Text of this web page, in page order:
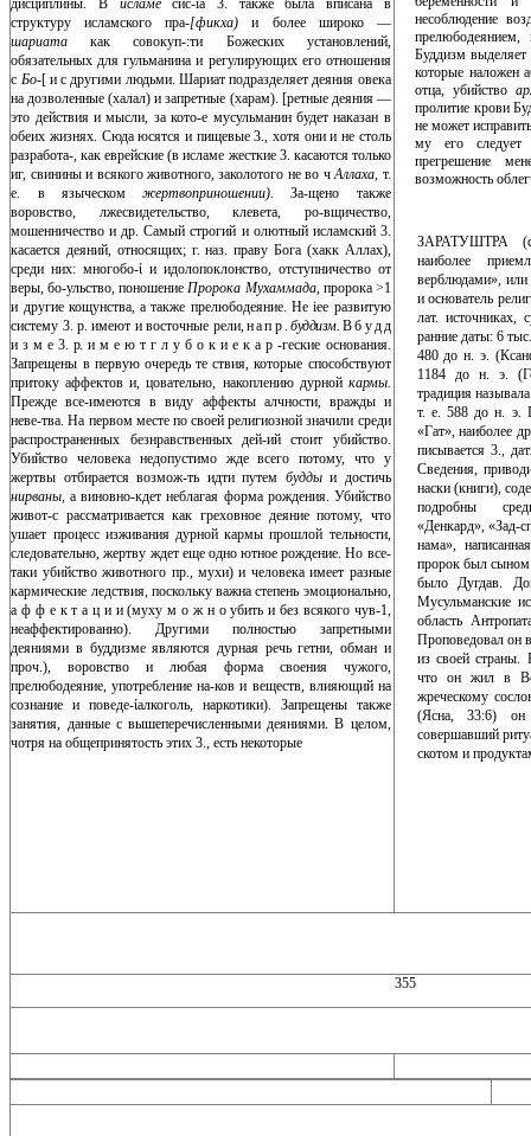
дисциплины. В исламесис-ia 3. также была вписана в
структуру исламского пра-[фикха)и более широко —
шариатакак совокуп-:ти Божеских установлений,
обязательных для гульманина и регулирующих его отношения
с Бо-[ и с другими людьми. Шариат подразделяет деяния овека
на дозволенные (халал) и запретные (харам). [ретные деяния —
это действия и мысли, за кото-е мусульманин будет наказан в
обеих жизнях. Сюда юсятся и пищевые 3., хотя они и не столь
разработа-, как еврейские (в исламе жесткие 3. касаются только
иг, свинины и всякого животного, заколотого не во чАллаха, т.
е. в языческомжертвоприношении).За-щено также
воровство, лжесвидетельство, клевета, ро-вщичество,
мошенничество и др. Самый строгий и олютный исламский 3.
касается деяний, относящих­; г. наз. праву Бога (хакк Аллах),
среди них: многобо-ί и идолопоклонство, отступничество от
веры, бо-ульство, поношениеПророка Мухаммада, пророка >1
и другие кощунства, а также прелюбодеяние. Не iee развитую
систему 3. р. имеют и восточные рели­, н а п р .буддизм. В б у д д
и з м е 3. р. и м е ю т г л у б о к и е к а р -геские основания.
Запрещены в первую очередь те ствия, которые способствуют
притоку аффектов и, цовательно, накоплению дурной кармы.
Прежде все-имеются в виду аффекты алчности, вражды и
неве-тва. На первом месте по своей религиозной значи­ли среди
распространенных безнравственных дей-ий стоит убийство.
Убийство человека недопустимо жде всего потому, что у
жертвы отбирается возмож-ть идти путем буддыи достичь
нирваны,а виновно-кдет неблагая форма рождения. Убийство
живот-с рассматривается как греховное деяние потому, что
ушает процесс изживания дурной кармы прошлой тельности,
следовательно, жертву ждет еще одно ютное рождение. Но все-
таки убийство животного пр., мухи) и человека имеет разные
кармические ледствия, поскольку важна степень эмоционально­,
а ф ф е к т а ц и и (муху м о ж н о убить и без всякого чув-1,
неаффектированно). Другими полностью запре­тными
деяниями в буддизме являются дурная речь гетни, обман и
проч.), воровство и любая форма своения чужого,
прелюбодеяние, употребление на-ков и веществ, влияющий на
сознание и поведе-ίалкоголь, наркотики). Запрещены также
занятия, данные с вышеперечисленными деяниями. В целом,
чотря на общепринятость этих 3., есть некоторые
несоблюдение
прелю­бодеянием,
Буддизм выделяет
которые наложен
отца, убийство
пролитие крови
не может
му его следует
прегрешение
возможность
ЗАРАТУШТРА
наиболее
верблюдами»,
и основатель
лат. источниках,
ранние даты: 6
480 до н. э.
1184 до н. э.
традиция
т. е. 588 до н. э.
«Гат», наи­более
писывается 3.,
Сведения,
наски (книги),
подробны
«Денкард», «Зад-
нама»,
пророк был
было Дугдав.
Мусульманские
область
Проповедовал он
из сво­ей страны.
что он жил в
жреческому
(Ясна, 33:6) он
совершавший
скотом и
355